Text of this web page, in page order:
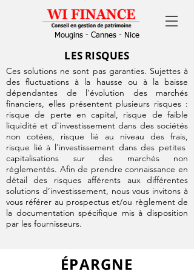
Mougins - Cannes - Nice
LES RISQUES
Ces solutions ne sont pas garanties. Sujettes à
des fluctuations à la hausse ou à la baisse
dépendantes de l’évolution des marchés
financiers, elles présentent plusieurs risques :
risque de perte en capital, risque de faible
liquidité et d'investissement dans des sociétés
non cotées, risque lié au niveau des frais,
risque lié à l'investissement dans des petites
capitalisations sur des marchés non
réglementés. Afin de prendre connaissance en
détail des risques afférents aux différentes
solutions d’investissement, nous vous invitons à
vous référer au prospectus et/ou règlement de
la documentation spécifique mis à disposition
par les fournisseurs.
ÉPARGNE